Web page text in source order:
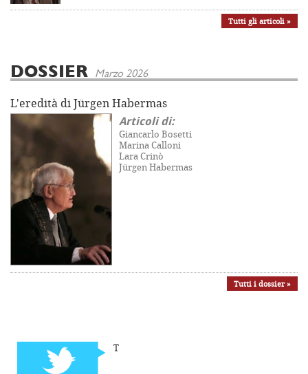
Tutti gli articoli »
DOSSIER Marzo 2026
L'eredità di Jürgen Habermas
Articoli di:
Giancarlo Bosetti
Marina Calloni
Lara Crinò
Jürgen Habermas
Tutti i dossier »
T